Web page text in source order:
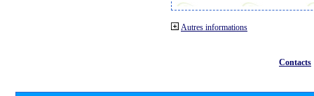
Autres informations
Contacts